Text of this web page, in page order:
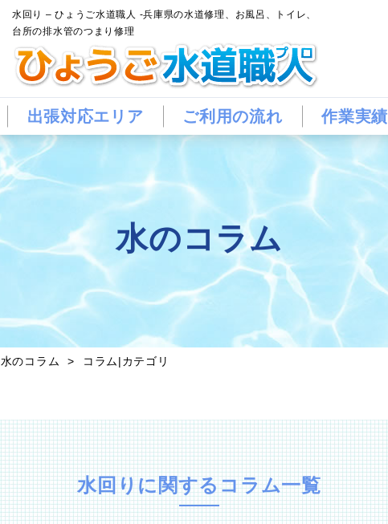
水回り – ひょうご水道職人 -兵庫県の水道修理、お風呂、トイレ、
台所の排水管のつまり修理
出張対応エリア ご利用の流れ 作業実績
水のコラム
水のコラム コラム|カテゴリ
水回りに関するコラム一覧